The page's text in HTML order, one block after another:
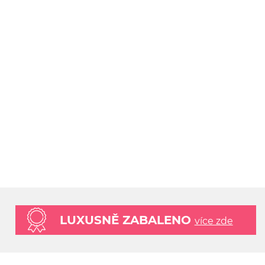
LUXUSNĚ ZABALENO více zde